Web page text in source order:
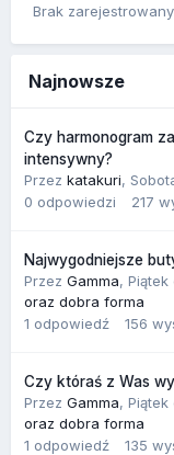
Brak
Najnowsze
Czy harmonogram
intensywny?
Przez katakuri,
0 odpowiedzi 217
Najwygodniejsze
Przez Gamma, Piątek
oraz dobra forma
1 odpowiedź 156
Czy któraś z Was
Przez Gamma, Piątek
oraz dobra forma
1 odpowiedź 135